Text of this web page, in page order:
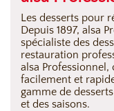
Les desserts pour
Depuis 1897, alsa
spécialiste des
restauration
alsa Professionnel,
facilement et
gamme de
et des saisons.